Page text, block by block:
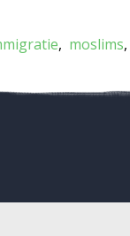
moslims